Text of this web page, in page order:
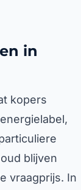
in
kopers
blijven
vraagprijs. In